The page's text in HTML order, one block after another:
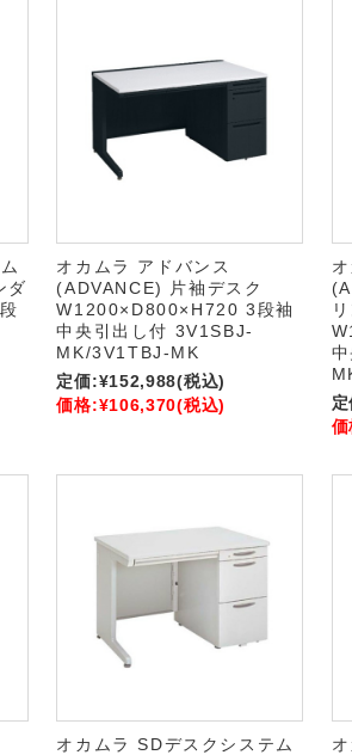
ダ
オカムラ アドバンス
(ADVANCE) 片袖デスク
W1200×D800×H720 3段袖
中央引出し付 3V1SBJ-
MK/3V1TBJ-MK
定価:¥152,988(税込)
価格:¥106,370(税込)
オカムラ SDデスクシステム